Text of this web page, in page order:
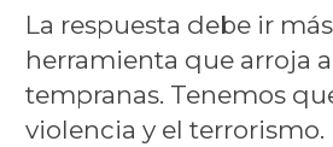
La respuesta debe ir
herramienta que arroja
tempranas. Tenemos
violencia y el terrorismo.